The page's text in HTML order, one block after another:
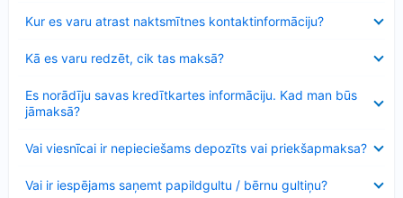
Kur es varu atrast naktsmītnes kontaktinformāciju?
Kā es varu redzēt, cik tas maksā?
Es norādīju savas kredītkartes informāciju. Kad man būs
jāmaksā?
Vai viesnīcai ir nepieciešams depozīts vai priekšapmaksa?
Vai ir iespējams saņemt papildgultu / bērnu gultiņu?